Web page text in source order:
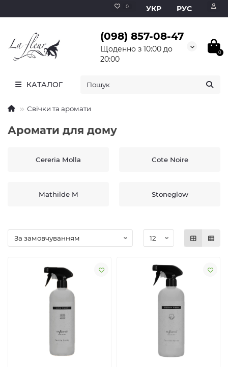
0 УКР РУС
(098) 857-08-47
Щоденно з 10:00 до
20:00
0
КАТАЛОГ
Свічки та аромати
Аромати для дому
Cereria Molla Cote Noire
Mathilde M Stoneglow